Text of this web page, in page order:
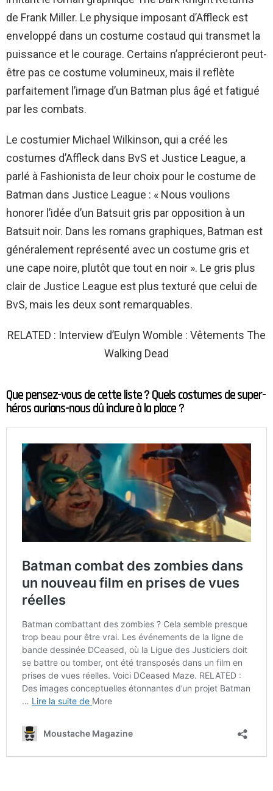
de Frank Miller. Le physique imposant d’Affleck est
enveloppé dans un costume costaud qui transmet la
puissance et le courage. Certains n’apprécieront peut-
être pas ce costume volumineux, mais il reflète
parfaitement l’image d’un Batman plus âgé et fatigué
par les combats.
Le costumier Michael Wilkinson, qui a créé les
costumes d’Affleck dans BvS et Justice League, a
parlé à Fashionista de leur choix pour le costume de
Batman dans Justice League : « Nous voulions
honorer l’idée d’un Batsuit gris par opposition à un
Batsuit noir. Dans les romans graphiques, Batman est
généralement représenté avec un costume gris et
une cape noire, plutôt que tout en noir ». Le gris plus
clair de Justice League est plus texturé que celui de
BvS, mais les deux sont remarquables.
RELATED : Interview d’Eulyn Womble : Vêtements The
Walking Dead
Que pensez-vous de cette liste ? Quels costumes de super-
héros aurions-nous dû inclure à la place ?